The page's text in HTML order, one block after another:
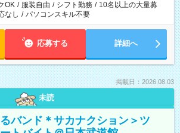
OK / 服装自由 / シフト勤務 / 10名以上の大量募
なし / パソコンスキル不要
応募する 詳細へ
掲載日：2026.08.03
未読
バンド＊サカナクション＞ツ